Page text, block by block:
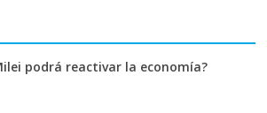
podrá reactivar la economía?